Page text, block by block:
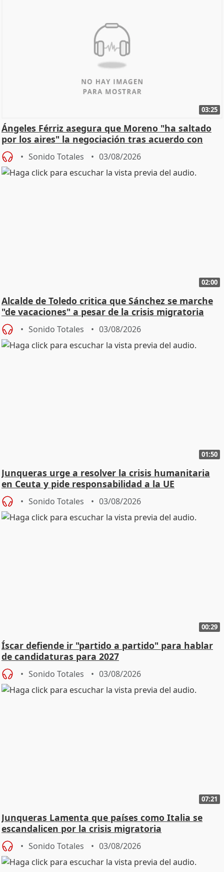
03:25
Ángeles Férriz asegura que Moreno "ha saltado
por los aires" la negociación tras acuerdo con
SMA
Sonido Totales 03/08/2026
02:00
Alcalde de Toledo critica que Sánchez se marche
"de vacaciones" a pesar de la crisis migratoria
Sonido Totales 03/08/2026
01:50
Junqueras urge a resolver la crisis humanitaria
en Ceuta y pide responsabilidad a la UE
Sonido Totales 03/08/2026
00:29
Íscar defiende ir "partido a partido" para hablar
de candidaturas para 2027
Sonido Totales 03/08/2026
07:21
Junqueras Lamenta que países como Italia se
escandalicen por la crisis migratoria
Sonido Totales 03/08/2026